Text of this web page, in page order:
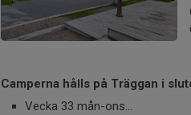
Camperna hålls på Träggan i
Vecka 33 mån-ons...